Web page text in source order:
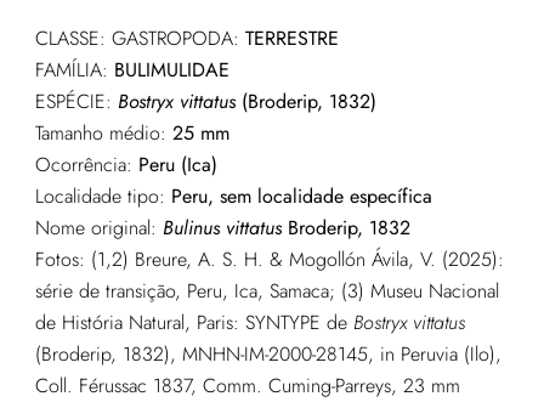
CLASSE: GASTROPODA: TERRESTRE
FAMÍLIA: BULIMULIDAE
ESPÉCIE: Bostryx vittatus(Broderip, 1832)
Tamanho médio: 25 mm
Ocorrência: Peru (Ica)
Localidade tipo: Peru, sem localidade específica
Nome original: Bulinus vittatusBroderip, 1832
Fotos: (1,2) Breure, A. S. H. & Mogollón Ávila, V. (2025):
série de transição, Peru, Ica, Samaca; (3) Museu Nacional
de História Natural, Paris: SYNTYPE de Bostryx vittatus
(Broderip, 1832), MNHN-IM-2000-28145, in Peruvia (Ilo),
Coll. Férussac 1837, Comm. Cuming-Parreys, 23 mm